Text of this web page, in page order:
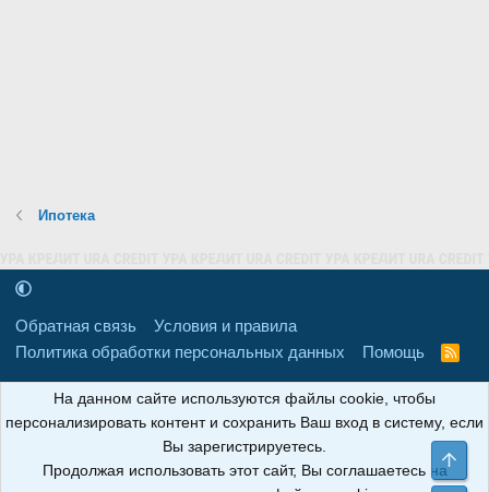
Ипотека
Обратная связь
Условия и правила
Политика обработки персональных данных
Помощь
R
Свидетельство о регистрации товарного знака № 665857 от
06.08.2018 г. Сайт не является СМИ. Сделано вРунетЛаб – Сайты и
АНОИНФО; ОГРН: 1247700801700; ИНН/КПП:
На данном сайте используются файлы cookie, чтобы
персонализировать контент и сохранить Ваш вход в систему, если
Вы зарегистрируетесь.
Продолжая использовать этот сайт, Вы соглашаетесь на